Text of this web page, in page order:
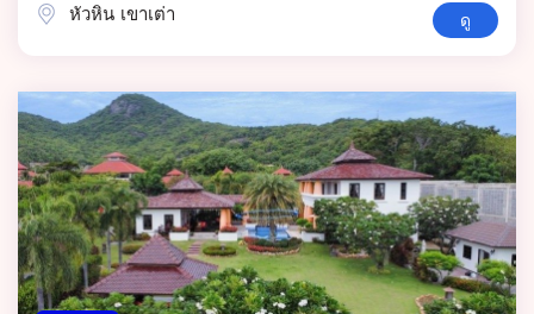
หัวหิน เขาเต่า ดู